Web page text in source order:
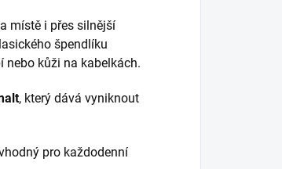
místě i přes silnější
špendlíku
nebo kůži na kabelkách.
, který dává vyniknout
pro každodenní